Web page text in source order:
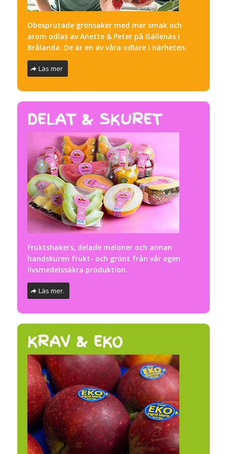
Obesprutade grönsaker med mer smak och
arom odlas av Anette & Peter på Gällenäs i
Brålanda. De är en av våra odlare i närheten.
Läs mer
DELAT & SKURET
Fruktshakers, delade meloner och annan
handskuren frukt- och grönt från vår egen
livsmedelssäkra produktion.
Läs mer.
KRAV & EKO